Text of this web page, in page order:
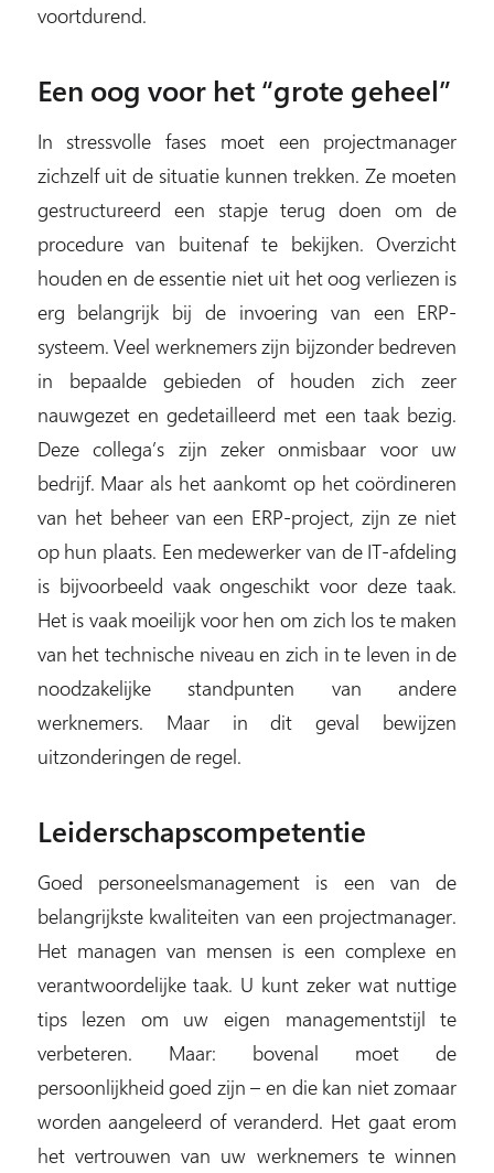
voortdurend.
Een oog voor het “grote geheel”
In stressvolle fases moet een projectmanager
zichzelf uit de situatie kunnen trekken. Ze moeten
gestructureerd een stapje terug doen om de
procedure van buitenaf te bekijken. Overzicht
houden en de essentie niet uit het oog verliezen is
erg belangrijk bij de invoering van een ERP-
systeem. Veel werknemers zijn bijzonder bedreven
in bepaalde gebieden of houden zich zeer
nauwgezet en gedetailleerd met een taak bezig.
Deze collega’s zijn zeker onmisbaar voor uw
bedrijf. Maar als het aankomt op het coördineren
van het beheer van een ERP-project, zijn ze niet
op hun plaats. Een medewerker van de IT-afdeling
is bijvoorbeeld vaak ongeschikt voor deze taak.
Het is vaak moeilijk voor hen om zich los te maken
van het technische niveau en zich in te leven in de
noodzakelijke standpunten van andere
werknemers. Maar in dit geval bewijzen
uitzonderingen de regel.
Leiderschapscompetentie
Goed personeelsmanagement is een van de
belangrijkste kwaliteiten van een projectmanager.
Het managen van mensen is een complexe en
verantwoordelijke taak. U kunt zeker wat nuttige
tips lezen om uw eigen managementstijl te
verbeteren. Maar: bovenal moet de
persoonlijkheid goed zijn – en die kan niet zomaar
worden aangeleerd of veranderd. Het gaat erom
het vertrouwen van uw werknemers te winnen